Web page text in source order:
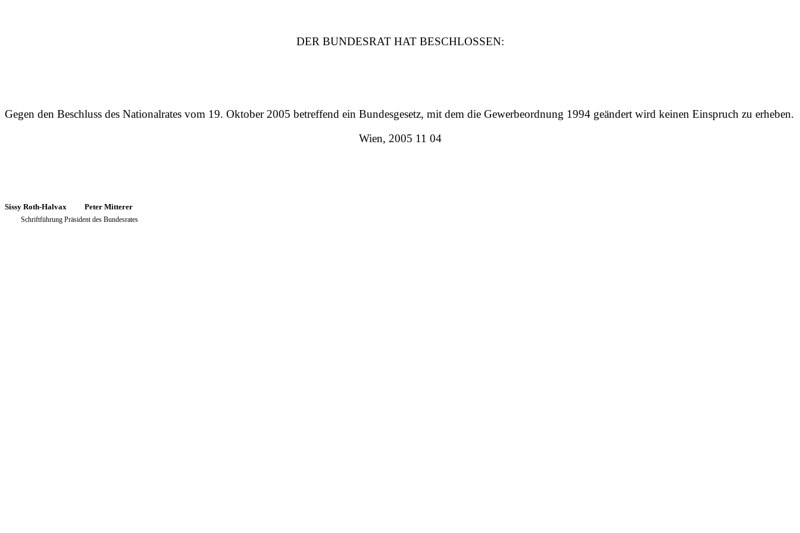
DER BUNDESRAT HAT BESCHLOSSEN:
Gegen den Beschluss des Nationalrates vom 19. Oktober 2005 betreffend ein Bundesgesetz, mit dem die Gewerbeordnung 1994 geändert wird keinen Einspruch zu erheben.
Wien, 2005 11 04
Sissy Roth-Halvax Peter Mitterer
Schriftführung Präsident des Bundesrates